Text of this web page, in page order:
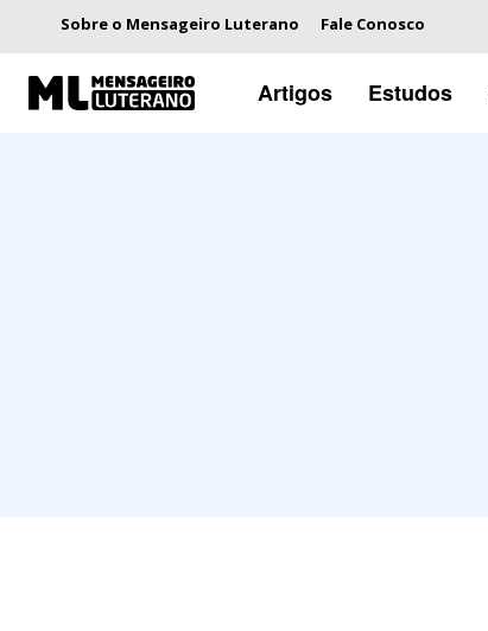
Sobre o Mensageiro Luterano Fale Conosco
Artigos Estudos